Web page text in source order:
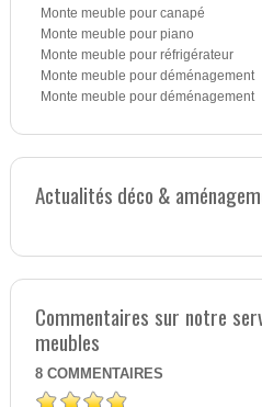
Monte meuble pour canapé
Monte meuble pour piano
Monte meuble pour réfrigérateur
Monte meuble pour déménagement
Monte meuble pour déménagement
Actualités déco &
Commentaires sur notre
meubles
8 COMMENTAIRES